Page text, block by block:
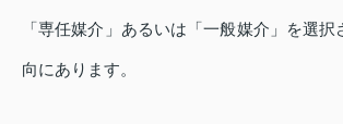
「専任媒介」あるいは「一般媒介」を選
向にあります。